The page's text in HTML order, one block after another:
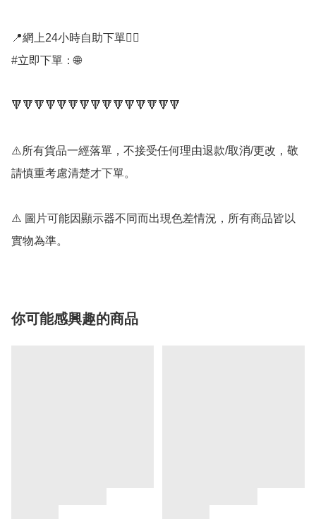
📍網上24小時自助下單👍🏻
#立即下單：🌐
🔻🔻🔻🔻🔻🔻🔻🔻🔻🔻🔻🔻🔻🔻🔻
⚠️所有貨品一經落單，不接受任何理由退款/取消/更改，敬
請慎重考慮清楚才下單。
⚠️ 圖片可能因顯示器不同而出現色差情況，所有商品皆以
實物為準。
你可能感興趣的商品